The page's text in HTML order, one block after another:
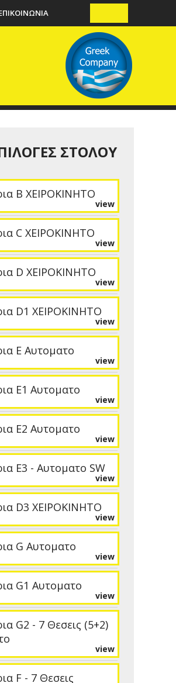
ΣΤΟΛΟΥ
B ΧΕΙΡΟΚΙΝΗΤΟ
view
C ΧΕΙΡΟΚΙΝΗΤΟ
view
D ΧΕΙΡΟΚΙΝΗΤΟ
view
D1 ΧΕΙΡΟΚΙΝΗΤΟ
view
E Αυτοματο
view
E1 Αυτοματο
view
E2 Αυτοματο
view
E3 - Αυτοματο SW
view
D3 ΧΕΙΡΟΚΙΝΗΤΟ
view
G Αυτοματο
view
G1 Αυτοματο
view
G2 - 7 Θεσεις (5+2)
view
F - 7 Θεσεις